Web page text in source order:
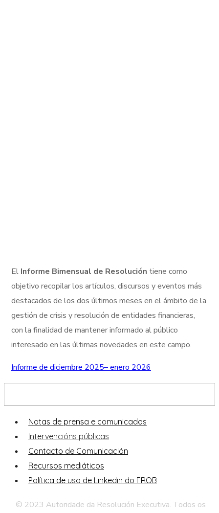
El Informe Bimensual de Resolución tiene como
objetivo recopilar los artículos, discursos y eventos más
destacados de los dos últimos meses en el ámbito de la
gestión de crisis y resolución de entidades financieras,
con la finalidad de mantener informado al público
interesado en las últimas novedades en este campo.
Informe de diciembre 2025– enero 2026
Notas de prensa e comunicados
Intervencións públicas
Contacto de Comunicación
Recursos mediáticos
Política de uso de Linkedin do FROB
© 2023 Autoridade da Resolución Executiva. Todos os